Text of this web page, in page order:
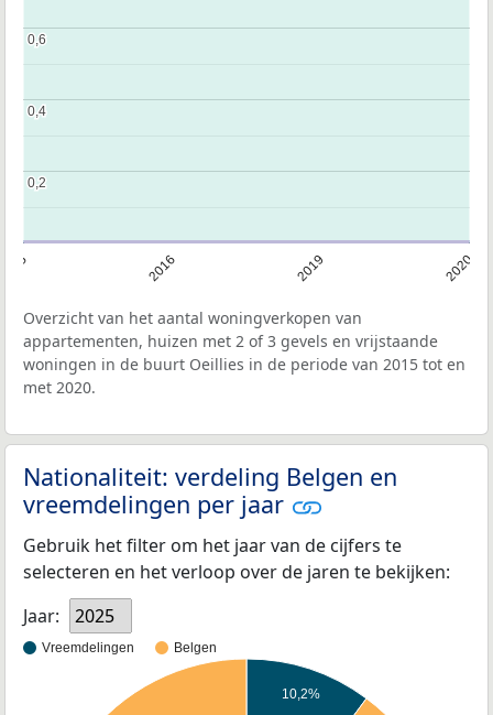
2016 2019 2020
0,2
0,2
0,4
0,4
0,6
0,6
Overzicht van het aantal woningverkopen van
appartementen, huizen met 2 of 3 gevels en vrijstaande
woningen in de buurt Oeillies in de periode van 2015 tot en
met 2020.
Nationaliteit: verdeling Belgen en
vreemdelingen per jaar
Gebruik het filter om het jaar van de cijfers te
selecteren en het verloop over de jaren te bekijken:
Jaar:
2025
Vreemdelingen Belgen
10,2%